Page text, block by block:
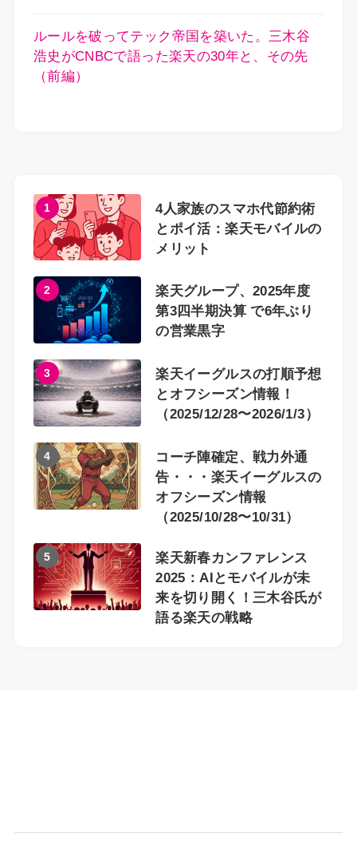
ルールを破ってテック帝国を築いた。三木谷
浩史がCNBCで語った楽天の30年と、その先
（前編）
1
4人家族のスマホ代節約術
とポイ活：楽天モバイルの
メリット
2
楽天グループ、2025年度
第3四半期決算 で6年ぶり
の営業黒字
3
楽天イーグルスの打順予想
とオフシーズン情報！
（2025/12/28〜2026/1/3）
4
コーチ陣確定、戦力外通
告・・・楽天イーグルスの
オフシーズン情報
（2025/10/28〜10/31）
5
楽天新春カンファレンス
2025：AIとモバイルが未
来を切り開く！三木谷氏が
語る楽天の戦略